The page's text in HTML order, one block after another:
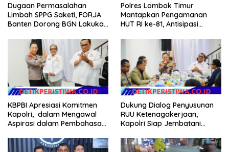
Dugaan Permasalahan
Limbah SPPG Saketi, FORJA
Banten Dorong BGN Lakukan
Polres Lombok Timur
Mantapkan Pengamanan
HUT RI ke-81, Antisipasi
Agenda Kapolri
KBPBI Apresiasi Komitmen
Kapolri, dalam Mengawal
Aspirasi dalam Pembahasan
Dukung Dialog Penyusunan
RUU Ketenagakerjaan,
Kapolri Siap Jembatani